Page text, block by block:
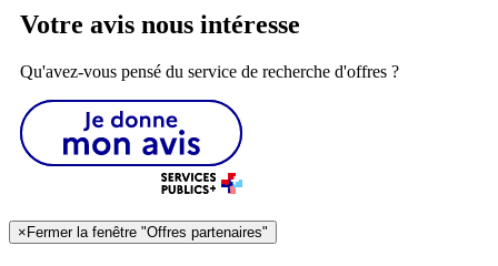
Votre avis nous intéresse
Qu'avez-vous pensé du service de recherche d'offres ?
× Fermer la fenêtre "Offres partenaires"